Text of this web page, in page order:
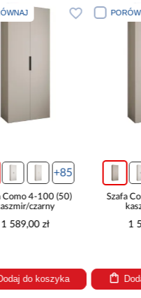
PORÓWNAJ
Szafa Como 4-100 (50)
kaszmir/złoty
1 589,00 zł
Dodaj do koszyka